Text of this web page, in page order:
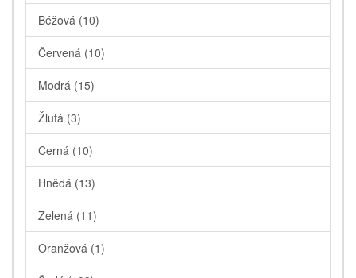
Béžová (10)
Červená (10)
Modrá (15)
Žlutá (3)
Černá (10)
Hnědá (13)
Zelená (11)
Oranžová (1)